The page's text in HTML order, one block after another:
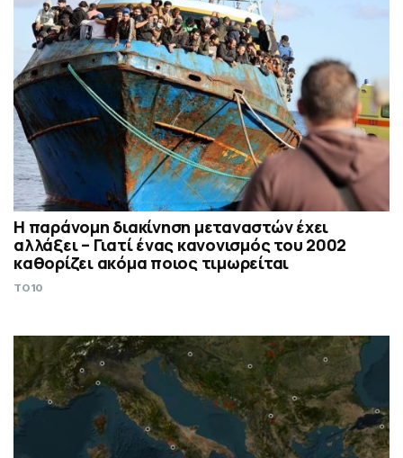
Η παράνομη διακίνηση μεταναστών έχει
αλλάξει – Γιατί ένας κανονισμός του 2002
καθορίζει ακόμα ποιος τιμωρείται
TO10